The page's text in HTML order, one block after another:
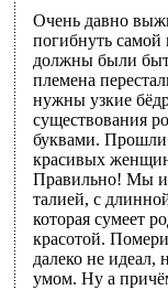
Очень давно
погибнуть
должны были
племена
нужны узкие
существования
буквами. Прошли
красивых
Правильно! Мы
талией, с
которая сумеет
красотой.
далеко не идеал,
умом. Ну а